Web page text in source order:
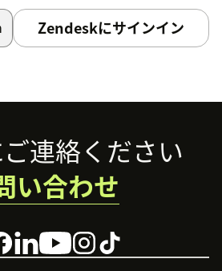
Zendeskにサインイン
連絡ください
い合わせ